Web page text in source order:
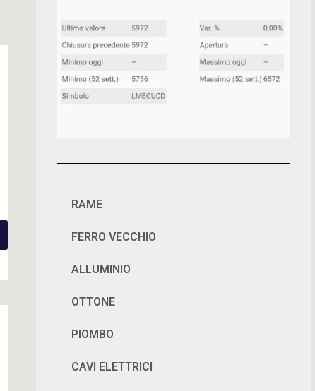
RAME
FERRO VECCHIO
ALLUMINIO
OTTONE
PIOMBO
CAVI ELETTRICI